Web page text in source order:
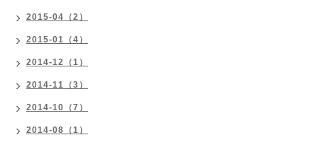
2015-04（2）
2015-01（4）
2014-12（1）
2014-11（3）
2014-10（7）
2014-08（1）